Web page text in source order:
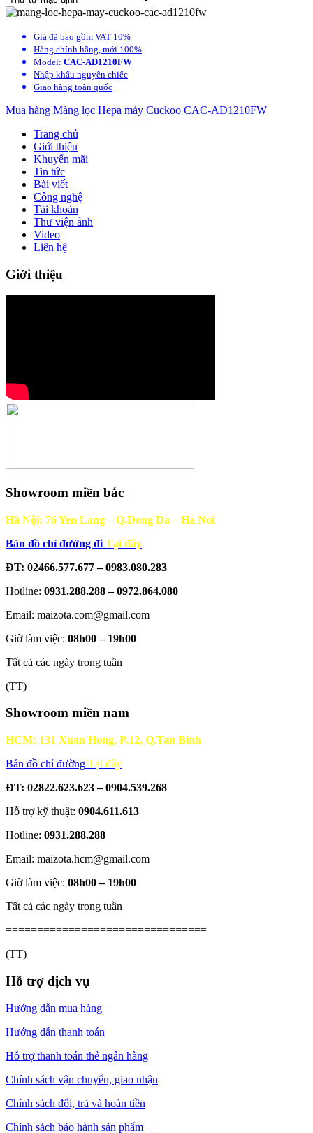
Giá đã bao gồm VAT 10%
Hàng chính hãng, mới 100%
Model: CAC-AD1210FW
Nhập khẩu nguyên chiếc
Giao hàng toàn quốc
Mua hàng Màng lọc Hepa máy Cuckoo CAC-AD1210FW
Trang chủ
Giới thiệu
Khuyến mãi
Tin tức
Bài viết
Công nghệ
Tài khoản
Thư viện ảnh
Video
Liên hệ
Giới thiệu
Showroom miền bắc
Hà Nội: 76 Yen Lang – Q.Dong Da – Ha Noi
Bản đồ chỉ đường đi Tại đây
ĐT: 02466.577.677 – 0983.080.283
Hotline: 0931.288.288 – 0972.864.080
Email: maizota.com@gmail.com
Giờ làm việc: 08h00 – 19h00
Tất cả các ngày trong tuần
(TT)
Showroom miền nam
HCM: 131 Xuan Hong, P.12, Q.Tan Binh
Bản đồ chỉ đường Tại đây
ĐT: 02822.623.623 – 0904.539.268
Hỗ trợ kỹ thuật: 0904.611.613
Hotline: 0931.288.288
Email: maizota.hcm@gmail.com
Giờ làm việc: 08h00 – 19h00
Tất cả các ngày trong tuần
================================
(TT)
Hỗ trợ dịch vụ
Hướng dẫn mua hàng
Hướng dẫn thanh toán
Hỗ trợ thanh toán thẻ ngân hàng
Chính sách vận chuyển, giao nhận
Chính sách đổi, trả và hoàn tiền
Chính sách bảo hành sản phẩm